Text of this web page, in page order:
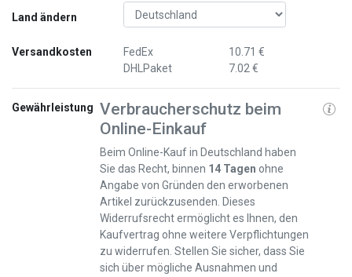
Land ändern
Versandkosten
FedEx
DHLPaket
10.71 €
7.02 €
Gewährleistung Verbraucherschutz beim
Online-Einkauf
Beim Online-Kauf in Deutschland haben
Sie das Recht, binnen 14 Tagen ohne
Angabe von Gründen den erworbenen
Artikel zurückzusenden. Dieses
Widerrufsrecht ermöglicht es Ihnen, den
Kaufvertrag ohne weitere Verpflichtungen
zu widerrufen. Stellen Sie sicher, dass Sie
sich über mögliche Ausnahmen und